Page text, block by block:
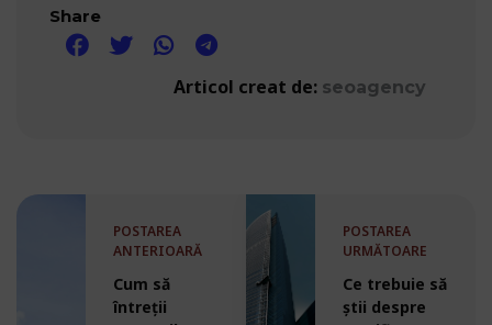
Share
Articol creat de: seoagency
POSTAREA
ANTERIOARĂ
Cum să
întreții
POSTAREA
URMĂTOARE
Ce trebuie să
știi despre